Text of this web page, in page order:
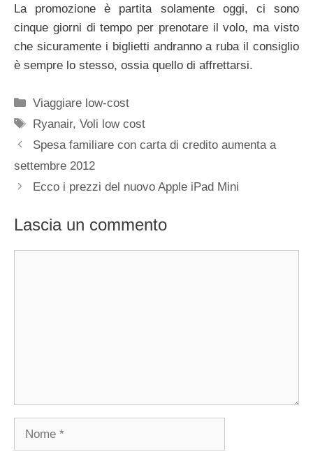
La promozione è partita solamente oggi, ci sono
cinque giorni di tempo per prenotare il volo, ma visto
che sicuramente i biglietti andranno a ruba il consiglio
è sempre lo stesso, ossia quello di affrettarsi.
Categorie
Viaggiare low-cost
Tag
Ryanair,Voli low cost
Spesa familiare con carta di credito aumenta a
settembre 2012
Ecco i prezzi del nuovo Apple iPad Mini
Lascia un commento
Nome